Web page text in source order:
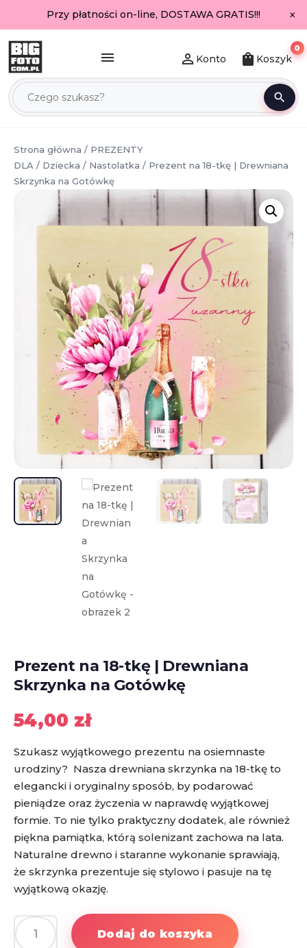
Przy płatności on-line, DOSTAWA GRATIS!!! ×
menu
search
person_outline Konto shopping_bag Koszyk
0
Strona główna / PREZENTY
DLA / Dziecka / Nastolatka / Prezent na 18-tkę | Drewniana
Skrzynka na Gotówkę
Prezent na 18-tkę | Drewniana
Skrzynka na Gotówkę
54,00 zł
Szukasz wyjątkowego prezentu na osiemnaste
urodziny? Nasza drewniana skrzynka na 18-tkę to
elegancki i oryginalny sposób, by podarować
pieniądze oraz życzenia w naprawdę wyjątkowej
formie. To nie tylko praktyczny dodatek, ale również
piękna pamiątka, którą solenizant zachowa na lata.
Naturalne drewno i staranne wykonanie sprawiają,
że skrzynka prezentuje się stylowo i pasuje na tę
wyjątkową okazję.
ilość
Dodaj do koszyka